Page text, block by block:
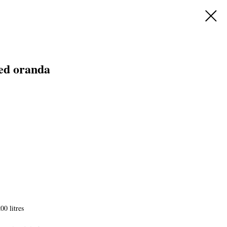
oranda
litres